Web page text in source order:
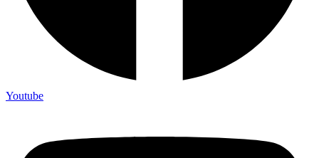
Youtube